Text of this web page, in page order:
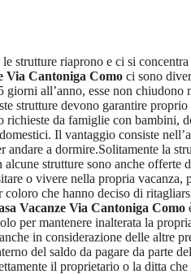
strutture riaprono e ci si
Via Cantoniga Como ci sono
all’anno, esse non chiudono
strutture devono garantire
da famiglie con bambini,
Il vantaggio consiste
a dormire.Solitamente la
strutture sono anche offerte
o vivere nella propria vacanza,
che hanno deciso di
Vacanze Via Cantoniga Como
per mantenere inalterata la
in considerazione delle altre
del saldo da pagare da parte
il proprietario o la ditta che